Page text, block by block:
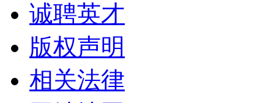
诚聘英才
版权声明
相关法律